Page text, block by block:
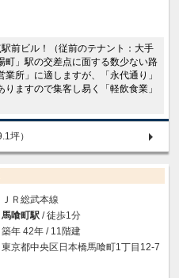
前ビル！（従前のテナント：大手
町」駅の交差点に面する数少ない路
所」に適しますが、「永代通り」
ますので集客し易く「軽飲食業」
坪）
ＪＲ総武本線
馬喰町駅 / 徒歩1分
築年 42年 / 11階建
東京都中央区日本橋馬喰町1丁目12-7